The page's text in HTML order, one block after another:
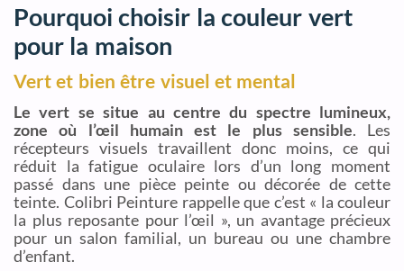
Pourquoi choisir la couleur vert
pour la maison
Vert et bien être visuel et mental
Le vert se situe au centre du spectre lumineux,
zone où l’œil humain est le plus sensible. Les
récepteurs visuels travaillent donc moins, ce qui
réduit la fatigue oculaire lors d’un long moment
passé dans une pièce peinte ou décorée de cette
teinte. Colibri Peinture rappelle que c’est « la couleur
la plus reposante pour l’œil », un avantage précieux
pour un salon familial, un bureau ou une chambre
d’enfant.